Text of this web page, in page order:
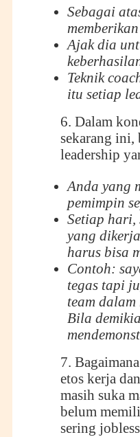
Sebagai
Ajak dia
Teknik
itu setiap
6. Dalam
sekarang ini,
leadership
Anda yang
pemimpin
Setiap hari,
yang
harus bisa
Contoh:
tegas tapi
team
Bila
7.
etos kerja
masih suka
belum
sering